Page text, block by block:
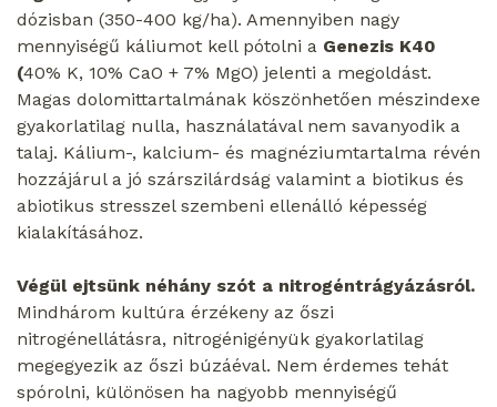
dózisban (350-400 kg/ha). Amennyiben nagy
mennyiségű káliumot kell pótolni a Genezis K40
(40% K, 10% CaO + 7% MgO) jelenti a megoldást.
Magas dolomittartalmának köszönhetően mészindexe
gyakorlatilag nulla, használatával nem savanyodik a
talaj. Kálium-, kalcium- és magnéziumtartalma révén
hozzájárul a jó szárszilárdság valamint a biotikus és
abiotikus stresszel szembeni ellenálló képesség
kialakításához.
Végül ejtsünk néhány szót a nitrogéntrágyázásról.
Mindhárom kultúra érzékeny az őszi
nitrogénellátásra, nitrogénigényük gyakorlatilag
megegyezik az őszi búzáéval. Nem érdemes tehát
spórolni, különösen ha nagyobb mennyiségű